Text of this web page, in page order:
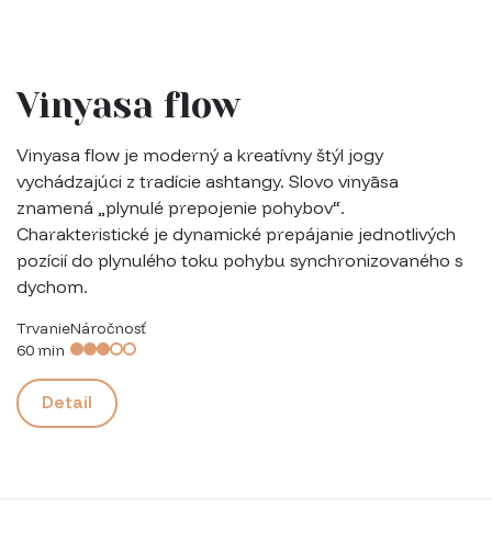
Vinyasa flow
Vinyasa flow je moderný a kreatívny štýl jogy
vychádzajúci z tradície ashtangy. Slovo vinyāsa
znamená „plynulé prepojenie pohybov“.
Charakteristické je dynamické prepájanie jednotlivých
pozícií do plynulého toku pohybu synchronizovaného s
dychom.
Trvanie
60 min
Náročnosť
Detail